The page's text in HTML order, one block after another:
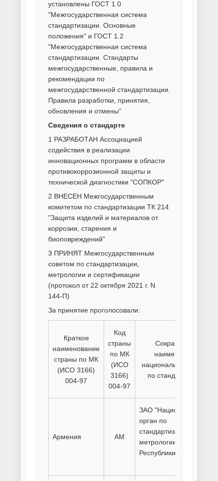
Порошковая покраска
алюминия
Порошковая покраска бытовой
техники
Порошковая покраска
велосипедов
Порошковая покраска дверей
Порошковая покраска деталей
автомобиля
Порошковая покраска деталей
мотоцикла
Порошковая покраска дисков
Порошковая покраска
дымоходов
Порошковая покраска кованых
изделий
Порошковая покраска
крупногабаритных
Порошковая покраска листов
Порошковая покраска мелких
деталей
Порошковая покраска металла
Порошковая покраска металлов
Порошковая покраска